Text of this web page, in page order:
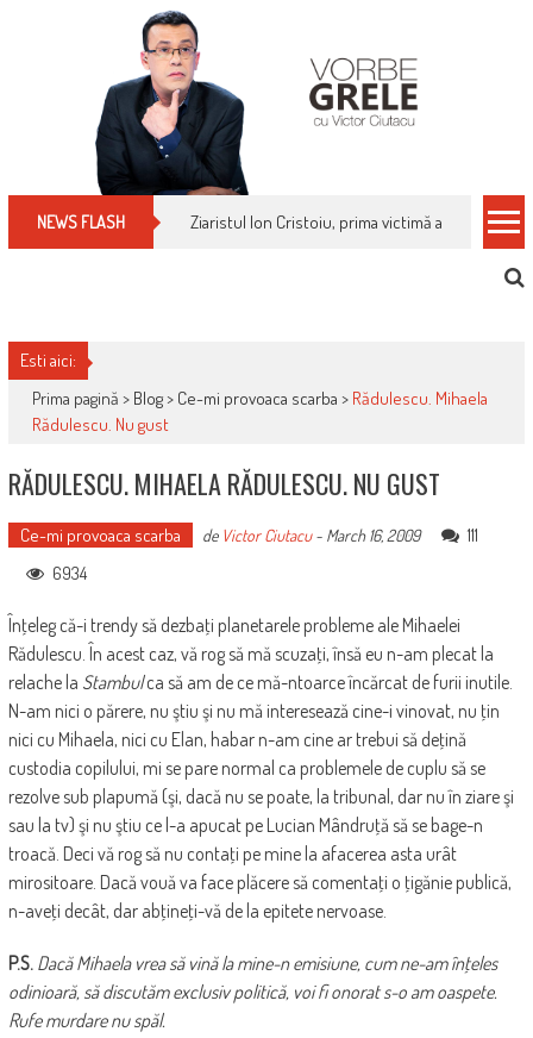
NEWS FLASH Ziaristul Ion Cristoiu, prima victimă a noi
Esti aici:
Prima pagină > Blog> Ce-mi provoaca scarba > Rădulescu. Mihaela
Rădulescu. Nu gust
RĂDULESCU. MIHAELA RĂDULESCU. NU GUST
Ce-mi provoaca scarba de Victor Ciutacu- March 16, 2009
111
6934
Înţeleg că-i trendy să dezbaţi planetarele probleme ale Mihaelei
Rădulescu. În acest caz, vă rog să mă scuzaţi, însă eu n-am plecat la
relache la Stambulca să am de ce mă-ntoarce încărcat de furii inutile.
N-am nici o părere, nu ştiu şi nu mă interesează cine-i vinovat, nu ţin
nici cu Mihaela, nici cu Elan, habar n-am cine ar trebui să deţină
custodia copilului, mi se pare normal ca problemele de cuplu să se
rezolve sub plapumă (şi, dacă nu se poate, la tribunal, dar nu în ziare şi
sau la tv) şi nu ştiu ce l-a apucat pe Lucian Mândruţă să se bage-n
troacă. Deci vă rog să nu contaţi pe mine la afacerea asta urât
mirositoare. Dacă vouă va face plăcere să comentaţi o ţigănie publică,
n-aveţi decât, dar abţineţi-vă de la epitete nervoase.
P.S. Dacă Mihaela vrea să vină la mine-n emisiune, cum ne-am înţeles
odinioară, să discutăm exclusiv politică, voi fi onorat s-o am oaspete.
Rufe murdare nu spăl.